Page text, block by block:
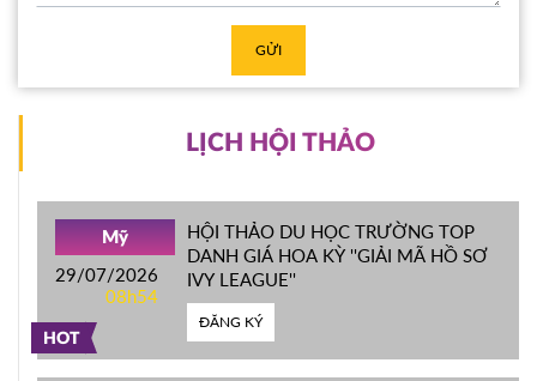
GỬI
LỊCH HỘI THẢO
HOT
Mỹ
29/07/2026
08h54
HỘI THẢO DU HỌC TRƯỜNG TOP
DANH GIÁ HOA KỲ ''GIẢI MÃ HỒ SƠ
IVY LEAGUE''
ĐĂNG KÝ